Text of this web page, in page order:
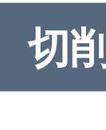
切